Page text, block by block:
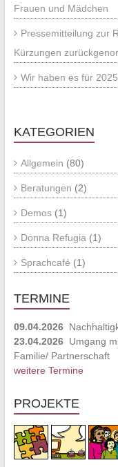
Frauen und Mädchen
Pressemitteilung zur
Kürzungen
Wir haben es für
KATEGORIEN
Allgemein (80)
Beratungen (2)
Demos(1)
Donna Refugia (1)
Sprachcafé (1)
TERMINE
09.04.2026
23.04.2026Umgang
Familie/ Partnerschaft
weitere Termine
PROJEKTE